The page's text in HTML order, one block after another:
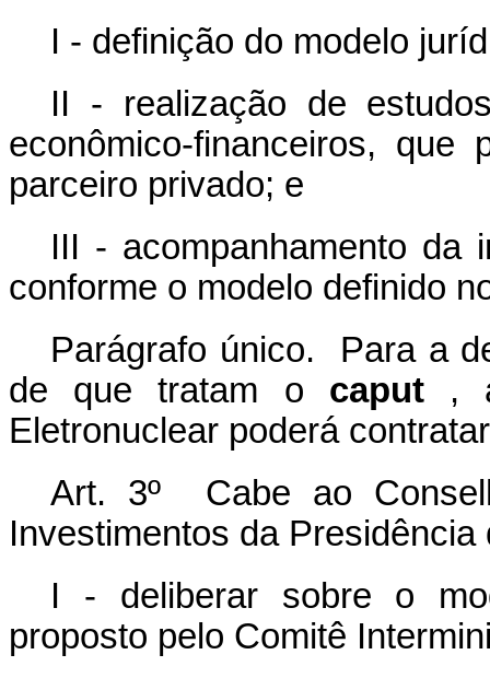
I - definição do modelo
II - realização de
econômico-financeiros, que
parceiro privado; e
III - acompanhamento da
conforme o modelo definido
Parágrafo único. Para a
de que tratam o caput ,
Eletronuclear poderá
Art. 3º Cabe ao
Investimentos da Presidência
I - deliberar sobre o
proposto pelo Comitê